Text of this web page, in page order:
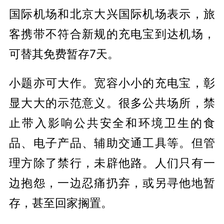
国际机场和北京大兴国际机场表示，旅
客携带不符合新规的充电宝到达机场，
可替其免费暂存7天。
小题亦可大作。宽容小小的充电宝，彰
显大大的示范意义。很多公共场所，禁
止带入影响公共安全和环境卫生的食
品、电子产品、辅助交通工具等。但管
理方除了禁行，未辟他路。人们只有一
边抱怨，一边忍痛扔弃，或另寻他地暂
存，甚至回家搁置。